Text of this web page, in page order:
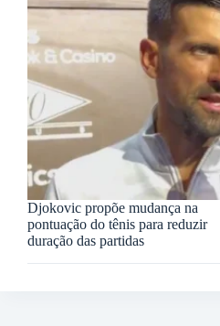
Djokovic propõe mudança na
pontuação do tênis para reduzir
duração das partidas